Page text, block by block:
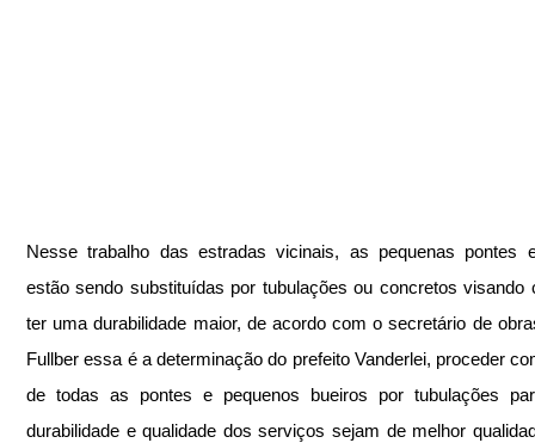
Nesse trabalho das estradas vicinais, as pequenas pontes
estão sendo substituídas por tubulações ou concretos visando
ter uma durabilidade maior, de acordo com o secretário de
Fullber essa é a determinação do prefeito Vanderlei, proceder
de todas as pontes e pequenos bueiros por tubulações
durabilidade e qualidade dos serviços sejam de melhor